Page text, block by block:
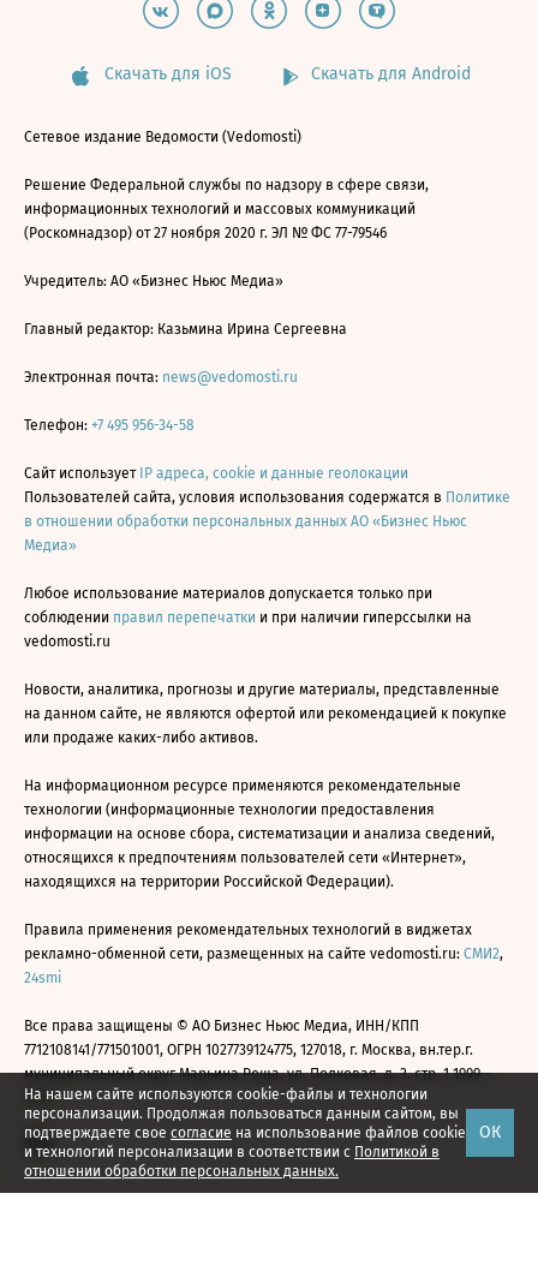
На нашем сайте используются cookie-файлы и технологии
персонализации. Продолжая пользоваться данным сайтом, вы
подтверждаете свое согласие на использование файлов cookie
и технологий персонализации в соответствии с Политикой в
отношении обработки персональных данных.
ОК
Скачать для iOS Скачать для Android
Сетевое издание Ведомости (Vedomosti)
Решение Федеральной службы по надзору в сфере связи,
информационных технологий и массовых коммуникаций
(Роскомнадзор) от 27 ноября 2020 г. ЭЛ № ФС 77-79546
Учредитель: АО «Бизнес Ньюс Медиа»
Главный редактор: Казьмина Ирина Сергеевна
Электронная почта: news@vedomosti.ru
Телефон: +7 495 956-34-58
Сайт использует IP адреса, cookie и данные геолокации
Пользователей сайта, условия использования содержатся в Политике
в отношении обработки персональных данных АО «Бизнес Ньюс
Медиа»
Любое использование материалов допускается только при
соблюдении правил перепечатки и при наличии гиперссылки на
vedomosti.ru
Новости, аналитика, прогнозы и другие материалы, представленные
на данном сайте, не являются офертой или рекомендацией к покупке
или продаже каких-либо активов.
На информационном ресурсе применяются рекомендательные
технологии (информационные технологии предоставления
информации на основе сбора, систематизации и анализа сведений,
относящихся к предпочтениям пользователей сети «Интернет»,
находящихся на территории Российской Федерации).
Правила применения рекомендательных технологий в виджетах
рекламно-обменной сети, размещенных на сайте vedomosti.ru: СМИ2,
24smi
Все права защищены © АО Бизнес Ньюс Медиа, ИНН/КПП
7712108141/771501001, ОГРН 1027739124775, 127018, г. Москва, вн.тер.г.
муниципальный округ Марьина Роща, ул. Полковая, д. 3, стр. 1 1999—
2026